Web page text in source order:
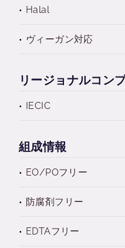
Halal
ヴィーガン対応
リージョナルコン
IECIC
組成情報
EO/POフリー
防腐剤フリー
EDTAフリー